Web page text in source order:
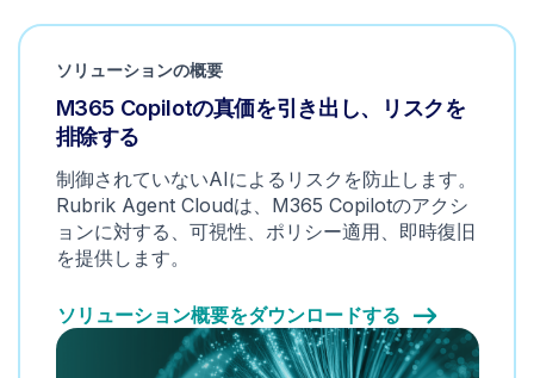
ソリューションの概要
M365 Copilotの真価を引き出し、リスクを
排除する
制御されていないAIによるリスクを防止します。
Rubrik Agent Cloudは、M365 Copilotのアクシ
ョンに対する、可視性、ポリシー適用、即時復旧
を提供します。
ソリューション概要をダウンロードする